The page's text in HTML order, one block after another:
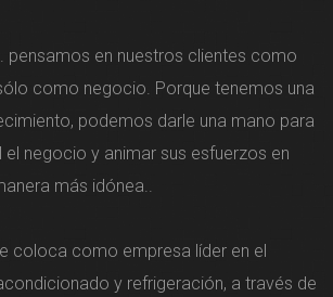
pensamos en nuestros clientes como
como negocio. Porque tenemos una
podemos darle una mano para
negocio y animar sus esfuerzos en
más idónea..
coloca como empresa líder en el
y refrigeración, a través de